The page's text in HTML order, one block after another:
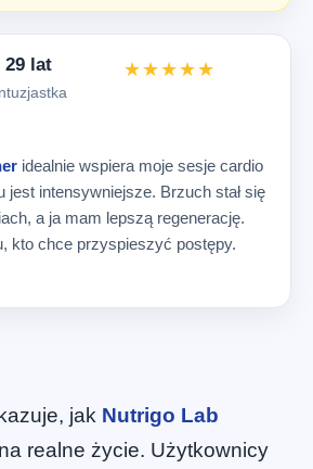
29 lat ★★★★★
idealnie wspiera moje sesje cardio
jest intensywniejsze. Brzuch stał się
a ja mam lepszą regenerację.
kto chce przyspieszyć postępy.
jak Nutrigo Lab
realne życie. Użytkownicy